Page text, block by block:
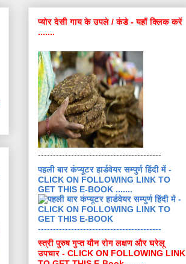
प्योर देसी गाय के उपले / कंडे - यहाँ क्लिक करें
.......
-----------------------------------------
पहली बार कंप्यूटर हार्डवेयर सम्पुर्ण हिंदी में -
CLICK ON FOLLOWING LINK TO
GET THIS E-BOOK .......
-----------------------------------------
स्त्री पुरुष गुप्त यौन रोग लक्षण और घरेलू
उपचार - CLICK ON FOLLOWING LINK